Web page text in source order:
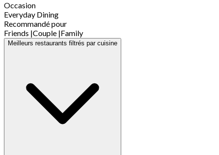
Occasion
Everyday Dining
Recommandé pour
Friends |Couple |Family
Meilleurs restaurants filtrés par cuisine